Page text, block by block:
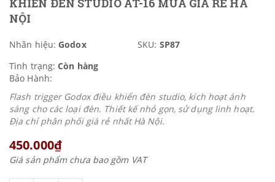
KHIỂN ĐÈN STUDIO AT-16 MUA GIÁ RẺ HÀ
NỘI
Nhãn hiệu: Godox SKU: SP87
Tình trạng: Còn hàng
Bảo Hành:
Flash trigger Godox điều khiển đèn studio, kích hoạt ánh
sáng cho các loại đèn. Thiết kế nhỏ gọn, sử dụng linh hoạt.
Địa chỉ phân phối giá rẻ nhất Hà Nội.
450.000₫
Giá sản phẩm chưa bao gồm VAT